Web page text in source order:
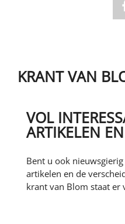
Intern opleiden
KRANT VAN
VOL
ARTIKELEN
Bent u ook
artikelen en de
krant van Blom staat er